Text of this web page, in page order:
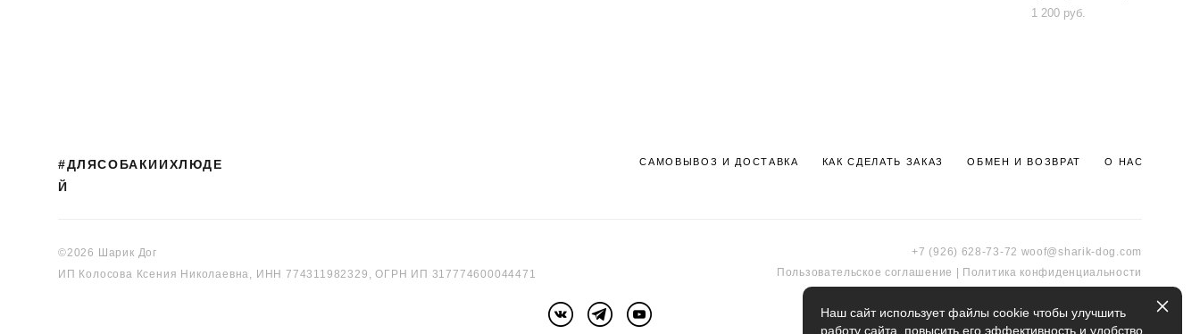
1 200 pуб.
#ДЛЯСОБАКИИХЛЮДЕ
Й
САМОВЫВОЗ И ДОСТАВКА КАК СДЕЛАТЬ ЗАКАЗ ОБМЕН И ВОЗВРАТ О НАС
©2026 Шарик Дог
ИП Колосова Ксения Николаевна, ИНН 774311982329, ОГРН ИП 317774600044471
+7 (926) 628-73-72 woof@sharik-dog.com
Пользовательское соглашение
Политика конфиденциальности
Наш сайт использует файлы cookie чтобы улучшить
работу сайта, повысить его эффективность и удобство.